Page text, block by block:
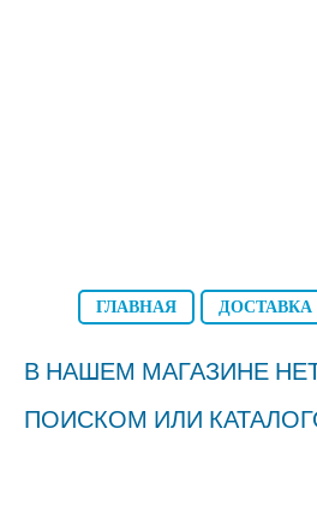
ГЛАВНАЯ ДОСТАВКА
В НАШЕМ МАГАЗИНЕ
ПОИСКОМ ИЛИ